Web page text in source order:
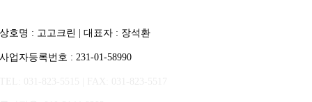
상호명 : 고고크린 | 대표자 : 장석환
사업자등록번호 : 231-01-58990